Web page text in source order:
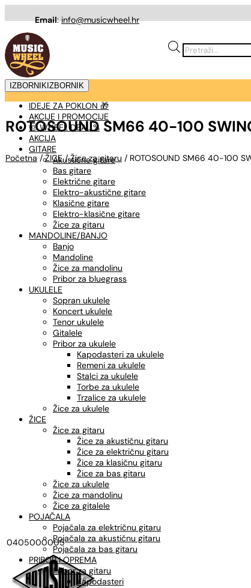
Email: info@musicwheel.hr
Products
search
IZBORNIK IZBORNIK
IDEJE ZA POKLON 🎁
AKCIJE I PROMOCIJE
🤠 WHEEL DEAL %
AKCIJA
GITARE
Akustične gitare
Bas gitare
Električne gitare
Elektro-akustične gitare
Klasične gitare
Elektro-klasične gitare
Žice za gitaru
MANDOLINE/BANJO
Banjo
Mandoline
Žice za mandolinu
Pribor za bluegrass
UKULELE
Sopran ukulele
Koncert ukulele
Tenor ukulele
Gitalele
Pribor za ukulele
Kapodasteri za ukulele
Remeni za ukulele
Stalci za ukulele
Torbe za ukulele
Trzalice za ukulele
Žice za ukulele
ŽICE
Žice za gitaru
Žice za akustičnu gitaru
Žice za električnu gitaru
Žice za klasičnu gitaru
Žice za bas gitaru
Žice za ukulele
Žice za mandolinu
Žice za gitalele
POJAČALA
Pojačala za električnu gitaru
Pojačala za akustičnu gitaru
Pojačala za bas gitaru
PRIBOR I OPREMA
Pribor za gitaru
Kapodasteri
ROTOSOUND SM66 40-100
Početna /ŽICE/Žice za gitaru / ROTOSOUND SM66 40-100
0405000005